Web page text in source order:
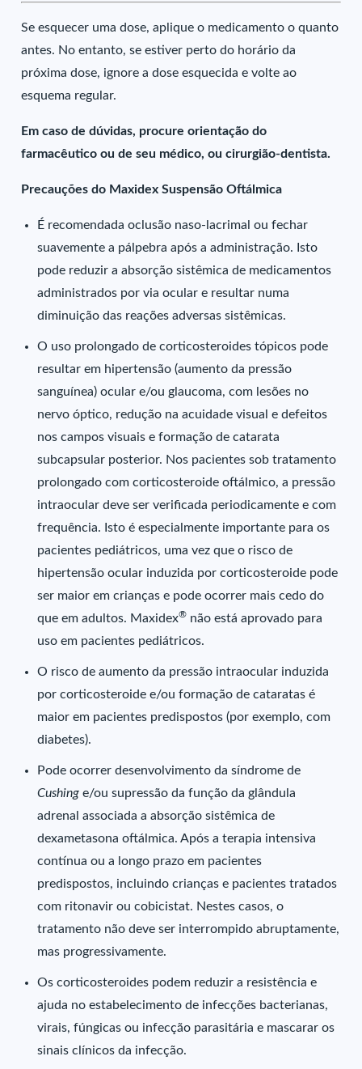
Se esquecer uma dose, aplique o medicamento o quanto
antes. No entanto, se estiver perto do horário da
próxima dose, ignore a dose esquecida e volte ao
esquema regular.
Em caso de dúvidas, procure orientação do
farmacêutico ou de seu médico, ou cirurgião-dentista.
Precauções do Maxidex Suspensão Oftálmica
É recomendada oclusão naso-lacrimal ou fechar
suavemente a pálpebra após a administração. Isto
pode reduzir a absorção sistêmica de medicamentos
administrados por via ocular e resultar numa
diminuição das reações adversas sistêmicas.
O uso prolongado de corticosteroides tópicos pode
resultar em hipertensão (aumento da pressão
sanguínea) ocular e/ou glaucoma, com lesões no
nervo óptico, redução na acuidade visual e defeitos
nos campos visuais e formação de catarata
subcapsular posterior. Nos pacientes sob tratamento
prolongado com corticosteroide oftálmico, a pressão
intraocular deve ser verificada periodicamente e com
frequência. Isto é especialmente importante para os
pacientes pediátricos, uma vez que o risco de
hipertensão ocular induzida por corticosteroide pode
ser maior em crianças e pode ocorrer mais cedo do
que em adultos. Maxidex® não está aprovado para
uso em pacientes pediátricos.
O risco de aumento da pressão intraocular induzida
por corticosteroide e/ou formação de cataratas é
maior em pacientes predispostos (por exemplo, com
diabetes).
Pode ocorrer desenvolvimento da síndrome de
Cushinge/ou supressão da função da glândula
adrenal associada a absorção sistêmica de
dexametasona oftálmica. Após a terapia intensiva
contínua ou a longo prazo em pacientes
predispostos, incluindo crianças e pacientes tratados
com ritonavir ou cobicistat. Nestes casos, o
tratamento não deve ser interrompido abruptamente,
mas progressivamente.
Os corticosteroides podem reduzir a resistência e
ajuda no estabelecimento de infecções bacterianas,
virais, fúngicas ou infecção parasitária e mascarar os
sinais clínicos da infecção.